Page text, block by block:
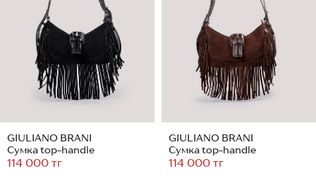
GIULIANO BRANI
Сумка top-handle
114 000 тг
GIULIANO BRANI
Сумка top-handle
114 000 тг